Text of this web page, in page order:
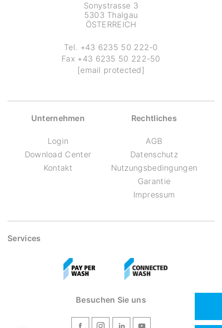
Sonystrasse 3
5303 Thalgau
ÖSTERREICH
Tel. +43 6235 50 222-0
Fax +43 6235 50 222-50
[email protected]
Unternehmen
Login
Download Center
Kontakt
Rechtliches
AGB
Datenschutz
Nutzungsbedingungen
Garantie
Impressum
Services
Besuchen Sie uns